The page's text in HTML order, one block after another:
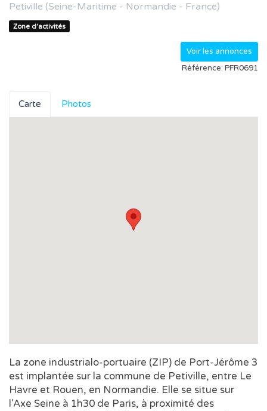
Petiville (Seine-Maritime - Normandie - France)
Zone d'activités
Voir les annonces
Référence: PFR0691
Carte Photos
La zone industrialo-portuaire (ZIP) de Port-Jérôme 3
est implantée sur la commune de Petiville, entre Le
Havre et Rouen, en Normandie. Elle se situe sur
l'Axe Seine à 1h30 de Paris, à proximité des